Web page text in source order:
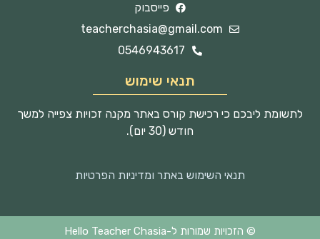
פייסבוק
teacherchasia@gmail.com
0546943617
תנאי שימוש
לתשומת ליבכם כי רכישת קורס באתר מקנה זכויות צפייה למשך
חודש (30 יום).
תנאי השימוש באתר ומדיניות הפרטיות
© הזכויות שמורות ל-Hello Teacher Chasia